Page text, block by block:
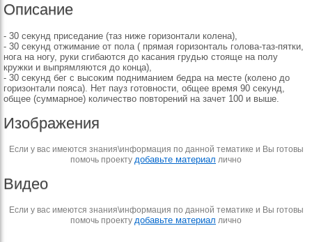
Описание
- 30 секунд приседание (таз ниже горизонтали колена),
- 30 секунд отжимание от пола ( прямая горизонталь голова-таз-пятки,
нога на ногу, руки сгибаются до касания грудью стояще на полу
кружки и выпрямляются до конца),
- 30 секунд бег с высоким подниманием бедра на месте (колено до
горизонтали пояса). Нет пауз готовности, общее время 90 секунд,
общее (суммарное) количество повторений на зачет 100 и выше.
Изображения
Если у вас имеются знания\информация по данной тематике и Вы готовы
помочь проекту добавьте материал лично
Видео
Если у вас имеются знания\информация по данной тематике и Вы готовы
помочь проекту добавьте материал лично